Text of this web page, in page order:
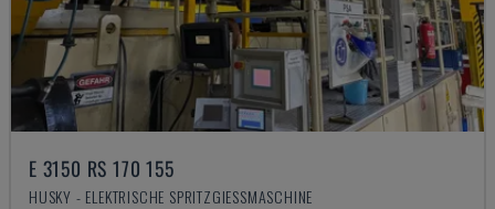
E 3150 RS 170 155
HUSKY - ELEKTRISCHE SPRITZGIESSMASCHINE